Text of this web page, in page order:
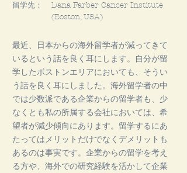
留学先：
Dana Farber Cancer Institute
(Boston, USA)
最近、日本からの海外留学者が減ってきて
いるという話を良く耳にします。自分が留
学したボストンエリアにおいても、そうい
う話を良く耳にしました。海外留学者の中
では少数派である企業からの留学者も、少
なくとも私の所属する会社においては、希
望者が減少傾向にあります。留学するにあ
たってはメリットだけでなくデメリットも
あるのは事実です。企業からの留学を考え
る方や、海外での研究経験を活かして企業